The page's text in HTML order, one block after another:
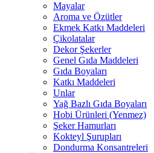
Mayalar
Aroma ve Özütler
Ekmek Katkı Maddeleri
Çikolatalar
Dekor Şekerler
Genel Gıda Maddeleri
Gıda Boyaları
Katkı Maddeleri
Unlar
Yağ Bazlı Gıda Boyaları
Hobi Ürünleri (Yenmez)
Şeker Hamurları
Kokteyl Şurupları
Dondurma Konsantreleri